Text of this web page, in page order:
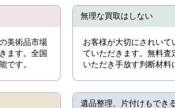
美術品市場
ます。全国
です。
無理な買取はしない
お客様が大切にされい
ていただきます。無料査
いただき手放す判断材料
遺品整理、片付けもでき